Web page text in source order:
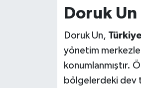
Doruk
Doruk Un,
yönetim
konumlanmıştır.
bölgelerdeki dev